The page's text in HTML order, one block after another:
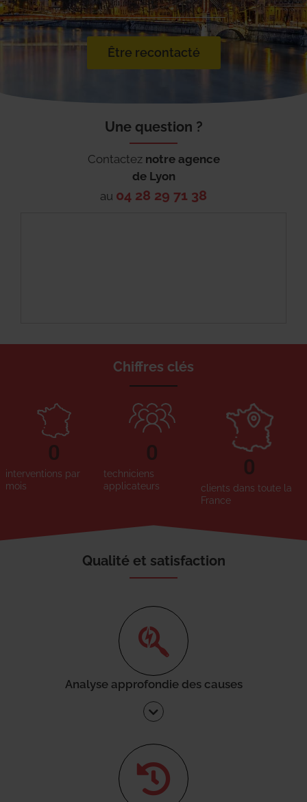
Être recontacté
Une question ?
Contactez notre agence
de Lyon
au 04 28 29 71 38
Chiffres clés
interventions par
mois
0
techniciens
applicateurs
0
clients dans toute la
France
0
Qualité et satisfaction
Analyse approfondie des causes